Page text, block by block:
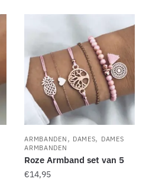
optie
kan
gekozen
worden
de
productpagina
ARMBANDEN , DAMES, DAMES
ARMBANDEN
Roze Armband set van 5
€14,95